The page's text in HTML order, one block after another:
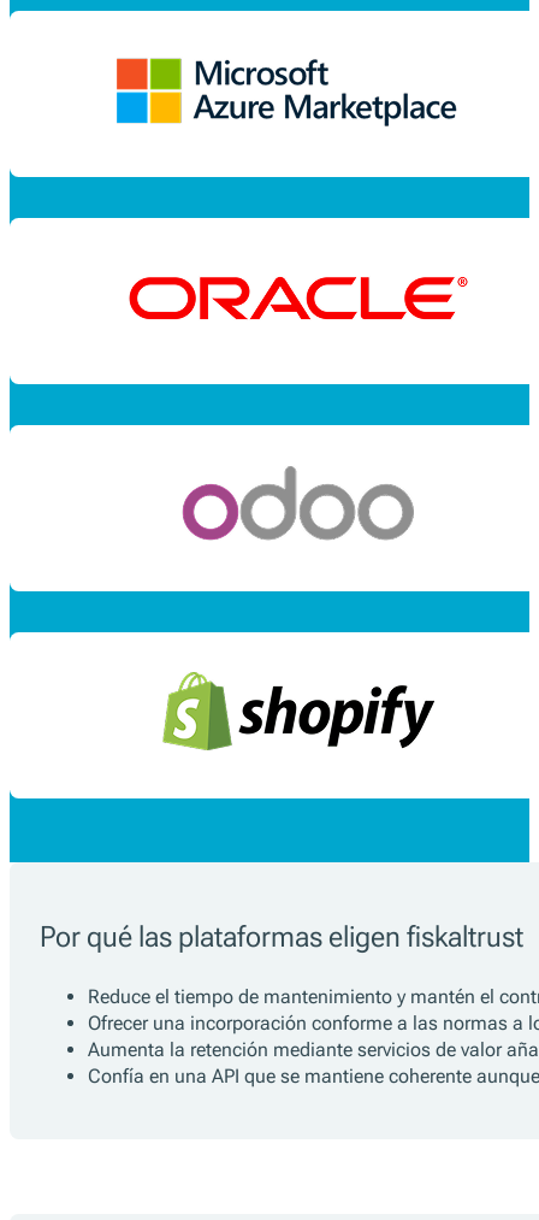
Por qué las plataformas eligen fiskaltrust
Reduce el tiempo de mantenimiento y mantén el
Ofrecer una incorporación conforme a las normas a
Aumenta la retención mediante servicios de valor
Confía en una API que se mantiene coherente